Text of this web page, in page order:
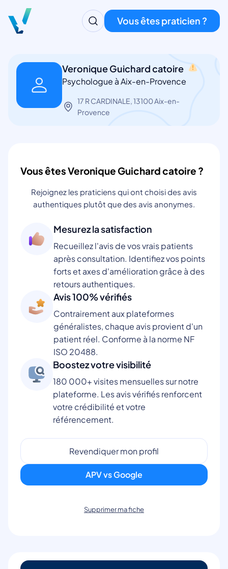
Vous êtes praticien ?
Veronique Guichard catoire
Psychologue à Aix-en-Provence
17 R CARDINALE, 13100 Aix-en-
Provence
Vous êtes Veronique Guichard catoire ?
Rejoignez les praticiens qui ont choisi des avis
authentiques plutôt que des avis anonymes.
Mesurez la satisfaction
Recueillez l'avis de vos vrais patients
après consultation. Identifiez vos points
forts et axes d'amélioration grâce à des
retours authentiques.
Avis 100% vérifiés
Contrairement aux plateformes
généralistes, chaque avis provient d'un
patient réel. Conforme à la norme NF
ISO 20488.
Boostez votre visibilité
180 000+ visites mensuelles sur notre
plateforme. Les avis vérifiés renforcent
votre crédibilité et votre
référencement.
Revendiquer mon profil
APV vs Google
Supprimer ma fiche